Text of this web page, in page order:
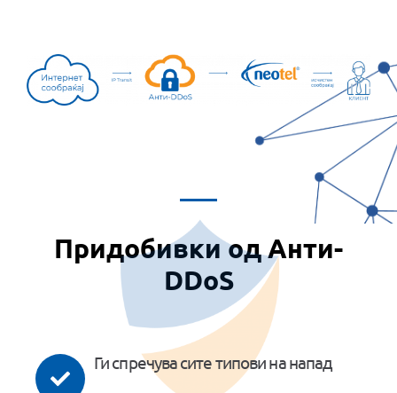
Придобивки од Анти-
DDoS
Ги спречува сите типови на напад